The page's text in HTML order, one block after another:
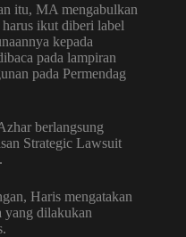
itu, MA mengabulkan
ikut diberi label
kepada
pada lampiran
pada Permendag
berlangsung
Strategic Lawsuit
Haris mengatakan
yang dilakukan